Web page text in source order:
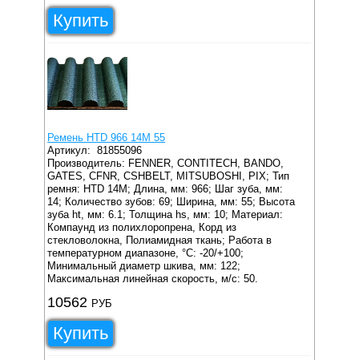
Купить
Ремень HTD 966 14M 55
Артикул:81855096
Производитель: FENNER, CONTITECH, BANDO,
GATES, CFNR, CSHBELT, MITSUBOSHI, PIX; Тип
ремня: HTD 14M; Длина, мм: 966; Шаг зуба, мм:
14; Количество зубов: 69; Ширина, мм: 55; Высота
зуба ht, мм: 6.1; Толщина hs, мм: 10; Материал:
Компаунд из полихлоропрена, Корд из
стекловолокна, Полиамидная ткань; Работа в
температурном диапазоне, °C: -20/+100;
Минимальный диаметр шкива, мм: 122;
Максимальная линейная скорость, м/с: 50.
10562 РУБ
Купить